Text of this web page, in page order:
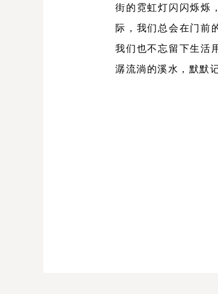
街的霓虹灯闪闪烁烁
际，我们总会在门前
我们也不忘留下生活
潺流淌的溪水，默默